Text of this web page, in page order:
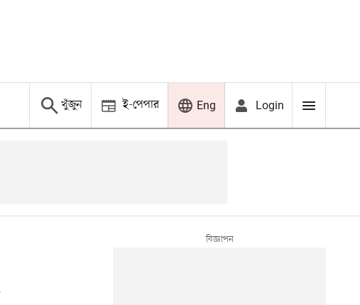
খুঁজুন ই-পেপার Eng Login